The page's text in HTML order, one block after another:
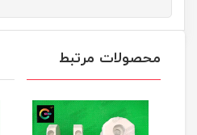
محصولات مرتبط